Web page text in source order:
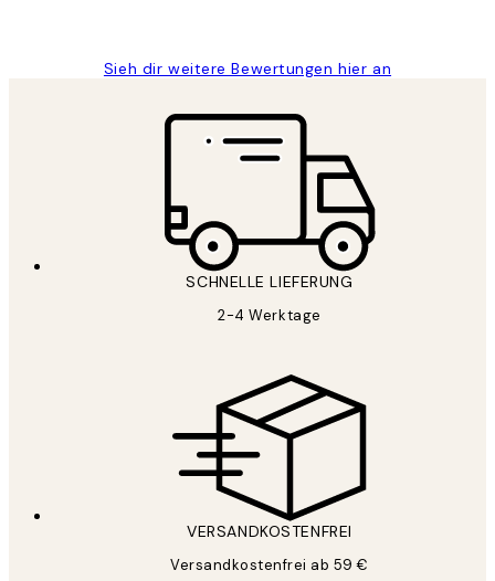
Sieh dir weitere Bewertungen hier an
SCHNELLE LIEFERUNG
2-4 Werktage
VERSANDKOSTENFREI
Versandkostenfrei ab 59 €